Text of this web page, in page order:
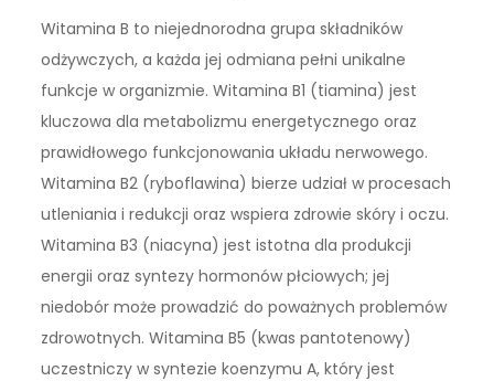
Witamina B to niejednorodna grupa składników
odżywczych, a każda jej odmiana pełni unikalne
funkcje w organizmie. Witamina B1 (tiamina) jest
kluczowa dla metabolizmu energetycznego oraz
prawidłowego funkcjonowania układu nerwowego.
Witamina B2 (ryboflawina) bierze udział w procesach
utleniania i redukcji oraz wspiera zdrowie skóry i oczu.
Witamina B3 (niacyna) jest istotna dla produkcji
energii oraz syntezy hormonów płciowych; jej
niedobór może prowadzić do poważnych problemów
zdrowotnych. Witamina B5 (kwas pantotenowy)
uczestniczy w syntezie koenzymu A, który jest